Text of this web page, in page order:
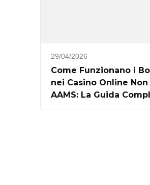
29/04/2026
Come Funzionano i
nei Casino Online Non
AAMS: La Guida